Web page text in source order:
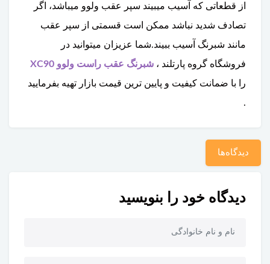
از قطعاتی که آسیب میبیند سپر عقب ولوو میباشد، اگر
تصادف شدید نباشد ممکن است قسمتی از سپر عقب
مانند شبرنگ آسیب ببیند.شما عزیزان میتوانید در
فروشگاه گروه پارتلند ، شبرنگ عقب راست ولوو XC90
را با ضمانت کیفیت و پایین ترین قیمت بازار تهیه بفرمایید
.
دیدگاه‌ها
دیدگاه خود را بنویسید